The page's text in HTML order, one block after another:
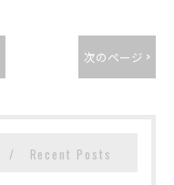
次のページ >
Recent Posts